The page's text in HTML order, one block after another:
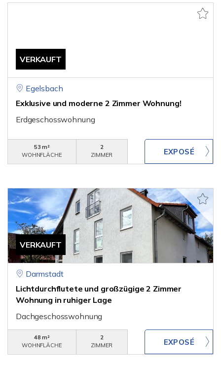
VERKAUFT
Egelsbach
Exklusive und moderne 2 Zimmer Wohnung!
Erdgeschosswohnung
53 m²
WOHNFLÄCHE
2
ZIMMER
VERKAUFT
Darmstadt
Lichtdurchflutete und großzügige 2 Zimmer
Wohnung in ruhiger Lage
Dachgeschosswohnung
48 m²
WOHNFLÄCHE
2
ZIMMER